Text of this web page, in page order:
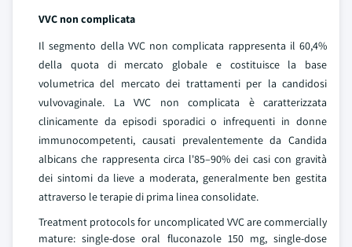
VVC non complicata
Il segmento della VVC non complicata rappresenta il 60,4%
della quota di mercato globale e costituisce la base
volumetrica del mercato dei trattamenti per la candidosi
vulvovaginale. La VVC non complicata è caratterizzata
clinicamente da episodi sporadici o infrequenti in donne
immunocompetenti, causati prevalentemente da Candida
albicans che rappresenta circa l'85–90% dei casi con gravità
dei sintomi da lieve a moderata, generalmente ben gestita
attraverso le terapie di prima linea consolidate.
Treatment protocols for uncomplicated VVC are commercially
mature: single-dose oral fluconazole 150 mg, single-dose